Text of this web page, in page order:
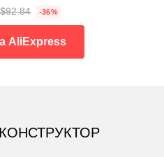
$92.84 -36%
AliExpress